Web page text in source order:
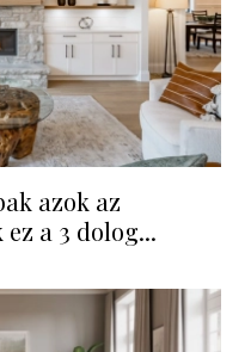
azok az
a 3 dolog...